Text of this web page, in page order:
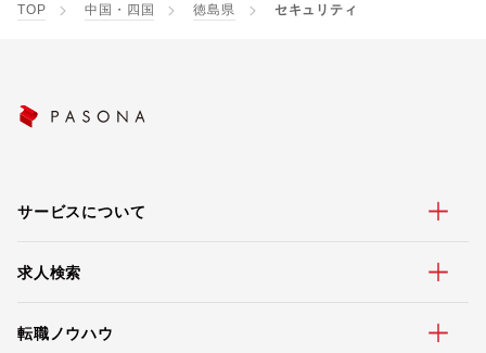
TOP 中国・四国 徳島県 セキュリティ
サービスについて
求人検索
転職ノウハウ